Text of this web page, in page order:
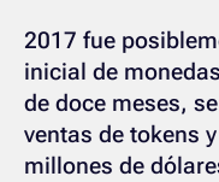
2017 fue
inicial de
de doce meses,
ventas de tokens
millones de